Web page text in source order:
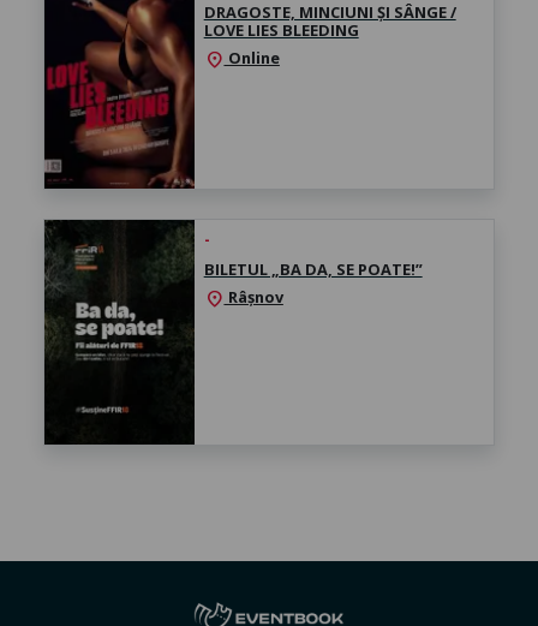
DRAGOSTE, MINCIUNI ȘI SÂNGE /
LOVE LIES BLEEDING
location_on Online
-
BILETUL „BA DA, SE POATE!”
location_on Râșnov